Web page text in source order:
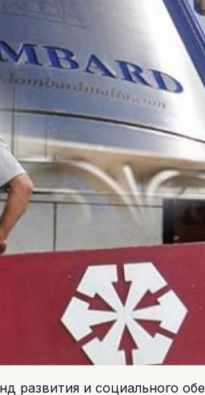
развития и социального